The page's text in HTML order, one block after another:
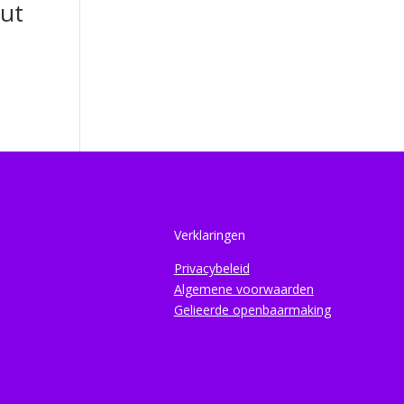
Verklaringen
Privacybeleid
Algemene voorwaarden
Gelieerde openbaarmaking